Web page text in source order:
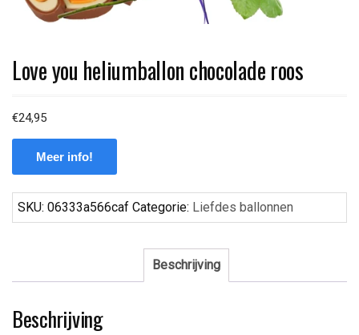
Love you heliumballon chocolade roos
€24,95
Meer info!
SKU: 06333a566caf Categorie: Liefdes ballonnen
Beschrijving
Beschrijving